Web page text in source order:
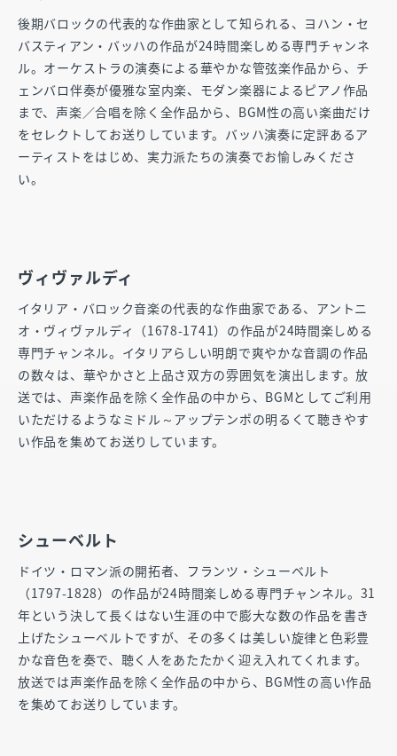
後期バロックの代表的な作曲家として知られる、ヨハン・セ
バスティアン・バッハの作品が24時間楽しめる専門チャンネ
ル。オーケストラの演奏による華やかな管弦楽作品から、チ
ェンバロ伴奏が優雅な室内楽、モダン楽器によるピアノ作品
まで、声楽／合唱を除く全作品から、BGM性の高い楽曲だけ
をセレクトしてお送りしています。バッハ演奏に定評あるア
ーティストをはじめ、実力派たちの演奏でお愉しみくださ
い。
ヴィヴァルディ
イタリア・バロック音楽の代表的な作曲家である、アントニ
オ・ヴィヴァルディ（1678-1741）の作品が24時間楽しめる
専門チャンネル。イタリアらしい明朗で爽やかな音調の作品
の数々は、華やかさと上品さ双方の雰囲気を演出します。放
送では、声楽作品を除く全作品の中から、BGMとしてご利用
いただけるようなミドル～アップテンポの明るくて聴きやす
い作品を集めてお送りしています。
シューベルト
ドイツ・ロマン派の開拓者、フランツ・シューベルト
（1797-1828）の作品が24時間楽しめる専門チャンネル。31
年という決して長くはない生涯の中で膨大な数の作品を書き
上げたシューベルトですが、その多くは美しい旋律と色彩豊
かな音色を奏で、聴く人をあたたかく迎え入れてくれます。
放送では声楽作品を除く全作品の中から、BGM性の高い作品
を集めてお送りしています。